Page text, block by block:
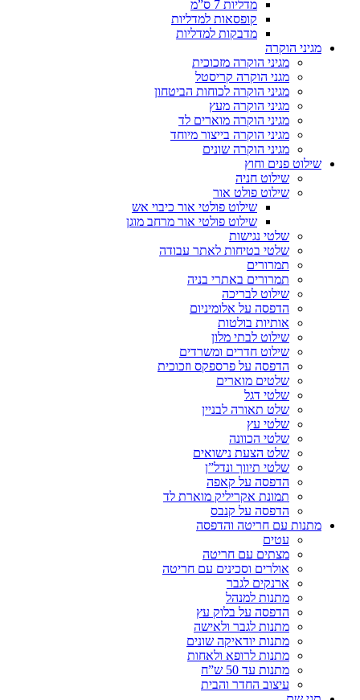
מדליות 7 ס”מ
קופסאות למדליות
מדבקות למדליות
מגיני הוקרה
מגיני הוקרה מזכוכית
מגני הוקרה קריסטל
מגיני הוקרה לכוחות הביטחון
מגיני הוקרה מעץ
מגיני הוקרה מוארים לד
מגיני הוקרה בייצור מיוחד
מגיני הוקרה שונים
שילוט פנים וחוץ
שילוט חניה
שילוט פולט אור
שילוט פולטי אור כיבוי אש
שילוט פולטי אור מרחב מוגן
שלטי נגישות
שלטי בטיחות לאתר עבודה
תמרורים
תמרורים באתרי בניה
שילוט לבריכה
הדפסה על אלומיניום
אותיות בולטות
שילוט לבתי מלון
שילוט חדרים ומשרדים
הדפסה על פרספקס וזכוכית
שלטים מוארים
שלטי דגל
שלט תאורה לבניין
שלטי עץ
שלטי הכוונה
שלט הצעת נישואים
שלטי תיווך ונדל”ן
הדפסה על קאפה
תמונת אקריליק מוארת לד
הדפסה על קנבס
מתנות עם חריטה והדפסה
עטים
מצתים עם חריטה
אולרים וסכינים עם חריטה
ארנקים לגבר
מתנות למנהל
הדפסה על בלוק עץ
מתנות לגבר ולאישה
מתנות יודאיקה שונים
מתנות לרופא ולאחות
מתנות עד 50 ש”ח
עיצוב החדר והבית